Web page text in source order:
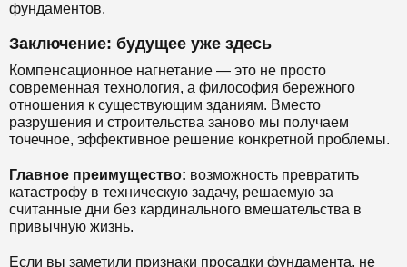
фундаментов.
Заключение: будущее уже здесь
Компенсационное нагнетание — это не просто
современная технология, а философия бережного
отношения к существующим зданиям. Вместо
разрушения и строительства заново мы получаем
точечное, эффективное решение конкретной проблемы.
Главное преимущество: возможность превратить
катастрофу в техническую задачу, решаемую за
считанные дни без кардинального вмешательства в
привычную жизнь.
Если вы заметили признаки просадки фундамента, не